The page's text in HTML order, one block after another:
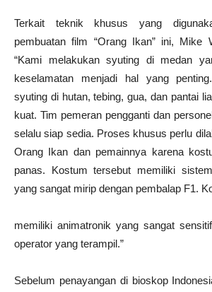
Terkait teknik khusus yang
pembuatan film “Orang Ikan” ini, Mike
“Kami melakukan syuting di medan
keselamatan menjadi hal yang
syuting di hutan, tebing, gua, dan pantai
kuat. Tim pemeran pengganti dan
selalu siap sedia. Proses khusus perlu
Orang Ikan dan pemainnya karena
panas. Kostum tersebut memiliki
yang sangat mirip dengan pembalap F1.
memiliki animatronik yang sangat
operator yang terampil.”
Sebelum penayangan di bioskop